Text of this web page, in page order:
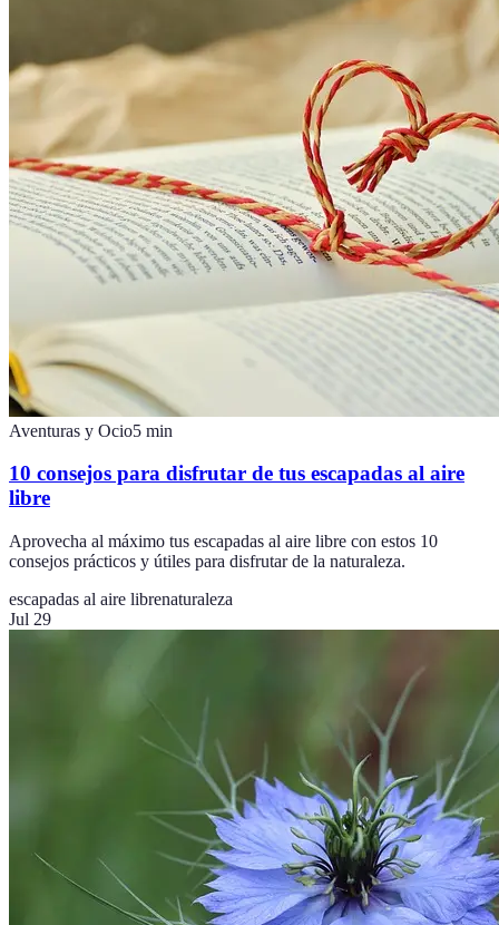
Aventuras y Ocio5 min
10 consejos para disfrutar de tus escapadas al aire
libre
Aprovecha al máximo tus escapadas al aire libre con estos 10
consejos prácticos y útiles para disfrutar de la naturaleza.
escapadas al aire librenaturaleza
Jul 29